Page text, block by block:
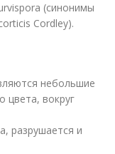
(синонимы
Cordley).
небольшие
цвета, вокруг
разрушается и